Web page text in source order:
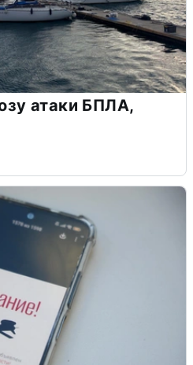
атаки БПЛА,